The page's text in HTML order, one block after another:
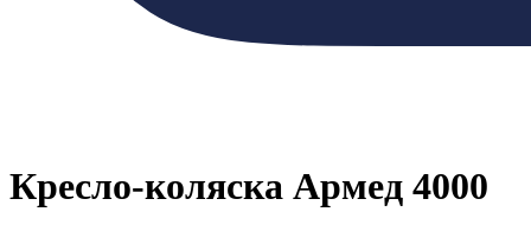
Кресло-коляска Армед 4000